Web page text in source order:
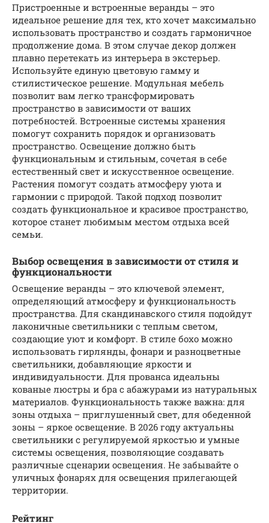
Пристроенные и встроенные веранды – это
идеальное решение для тех, кто хочет максимально
использовать пространство и создать гармоничное
продолжение дома. В этом случае декор должен
плавно перетекать из интерьера в экстерьер.
Используйте единую цветовую гамму и
стилистическое решение. Модульная мебель
позволит вам легко трансформировать
пространство в зависимости от ваших
потребностей. Встроенные системы хранения
помогут сохранить порядок и организовать
пространство. Освещение должно быть
функциональным и стильным, сочетая в себе
естественный свет и искусственное освещение.
Растения помогут создать атмосферу уюта и
гармонии с природой. Такой подход позволит
создать функциональное и красивое пространство,
которое станет любимым местом отдыха всей
семьи.
Выбор освещения в зависимости от стиля и
функциональности
Освещение веранды – это ключевой элемент,
определяющий атмосферу и функциональность
пространства. Для скандинавского стиля подойдут
лаконичные светильники с теплым светом,
создающие уют и комфорт. В стиле бохо можно
использовать гирлянды, фонари и разноцветные
светильники, добавляющие яркости и
индивидуальности. Для прованса идеальны
кованые люстры и бра с абажурами из натуральных
материалов. Функциональность также важна: для
зоны отдыха – приглушенный свет, для обеденной
зоны – яркое освещение. В 2026 году актуальны
светильники с регулируемой яркостью и умные
системы освещения, позволяющие создавать
различные сценарии освещения. Не забывайте о
уличных фонарях для освещения прилегающей
территории.
Рейтинг